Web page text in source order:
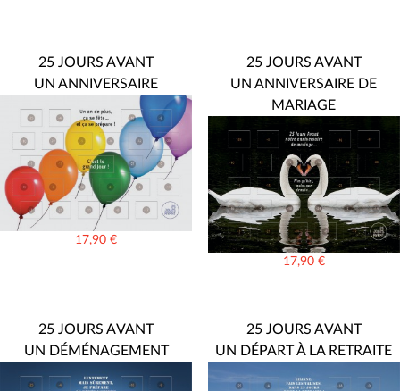
25 JOURS AVANT
UN ANNIVERSAIRE
17,90€
25 JOURS AVANT
UN ANNIVERSAIRE DE
MARIAGE
17,90 €
25 JOURS AVANT
UN DÉMÉNAGEMENT
25 JOURS AVANT
UN DÉPART À LA RETRAITE